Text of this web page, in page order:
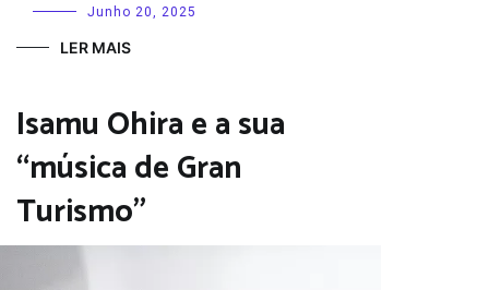
Junho 20, 2025
LER MAIS
Isamu Ohira e a sua
“música de Gran
Turismo”